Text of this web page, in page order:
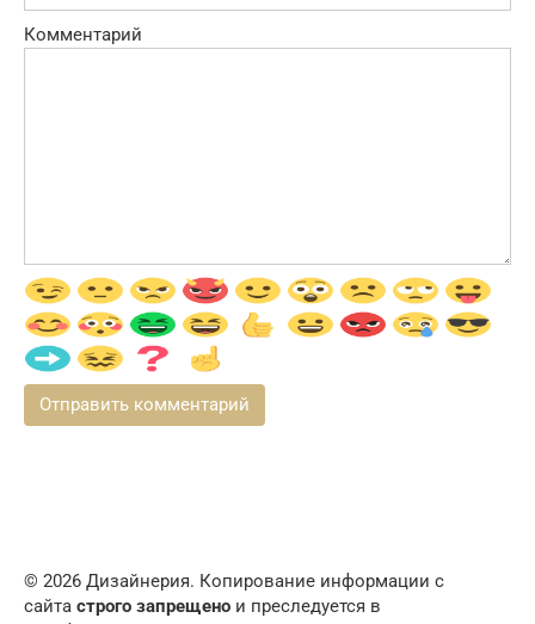
Комментарий
© 2026 Дизайнерия. Копирование информации с
сайта строго запрещено и преследуется в